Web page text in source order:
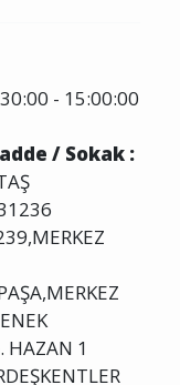
/ Sokak :
HAZAN 1